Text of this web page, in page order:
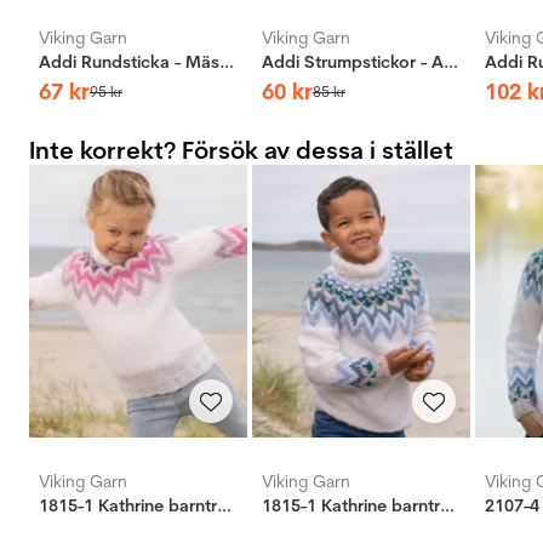
Viking Garn
Addi Rundsticka - Mässing
67 kr95kr
Viking Garn
Addi Strumpstickor - Aluminium
60 kr85kr
Viking
102
Inte korrekt? Försök av dessa i stället
Viking Garn
1815-1 Kathrine barntröja rosa
Viking Garn
1815-1 Kathrine barntröja ljusblå
Viking
2107-